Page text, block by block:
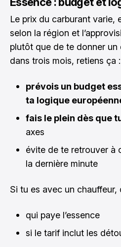
Le prix du carburant varie,
selon la région et
plutôt que de te donner un
dans trois mois, retiens ça :
prévois un budget
ta logique
fais le plein dès que
axes
évite de te retrouver à
la dernière minute
Si tu es avec un chauffeur,
qui paye l’essence
si le tarif inclut les